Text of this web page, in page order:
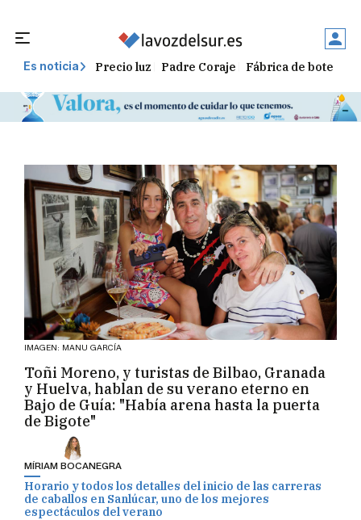
Es noticia Precio luz Padre Coraje Fábrica de botellas
IMAGEN: MANU GARCÍA
Toñi Moreno, y turistas de Bilbao, Granada
y Huelva, hablan de su verano eterno en
Bajo de Guía: "Había arena hasta la puerta
de Bigote"
MÍRIAM BOCANEGRA
Horario y todos los detalles del inicio de las carreras
de caballos en Sanlúcar, uno de los mejores
espectáculos del verano